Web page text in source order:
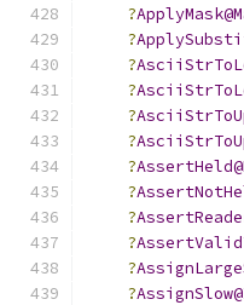
?
?
?
?
?
?
?
?
?
?
?
?